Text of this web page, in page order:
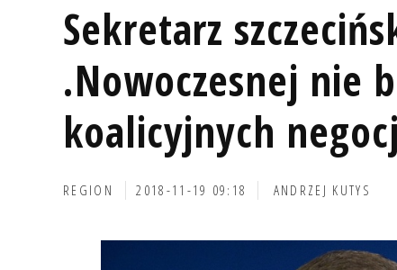
Sekretarz
.Nowoczesnej nie
koalicyjnych
REGION 2018-11-19 09:18 ANDRZEJ KUTYS